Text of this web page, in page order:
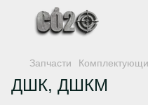
Запчасти
ДШК, ДШКМ